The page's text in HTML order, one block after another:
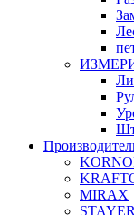
MIRAX
STAYER